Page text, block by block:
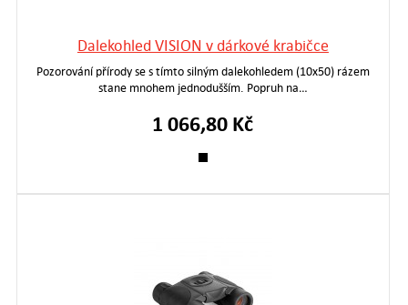
Dalekohled VISION v dárkové krabičce
Pozorování přírody se s tímto silným dalekohledem (10x50) rázem
stane mnohem jednodušším. Popruh na…
1 066,80 Kč